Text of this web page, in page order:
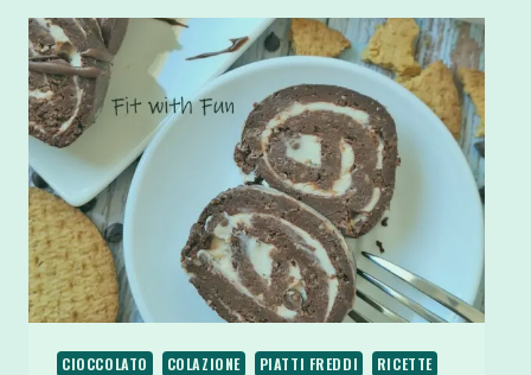
CIOCCOLATO COLAZIONE PIATTI FREDDI
RICETTE